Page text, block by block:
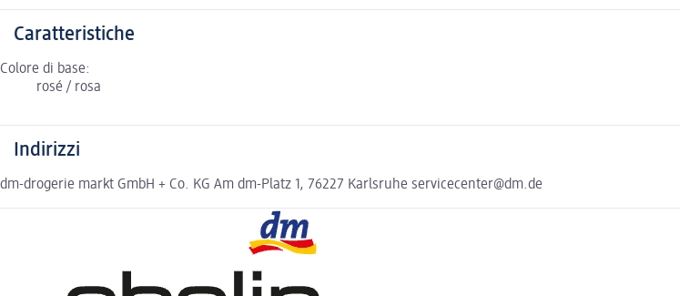
Caratteristiche
Colore di base:
rosé / rosa
Indirizzi
dm-drogerie markt GmbH + Co. KG Am dm-Platz 1, 76227 Karlsruhe servicecenter@dm.de